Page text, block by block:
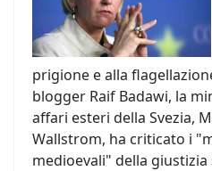
prigione e alla
blogger Raif Badawi, la
affari esteri della Svezia,
Wallstrom, ha criticato i
medioevali" della giustizia